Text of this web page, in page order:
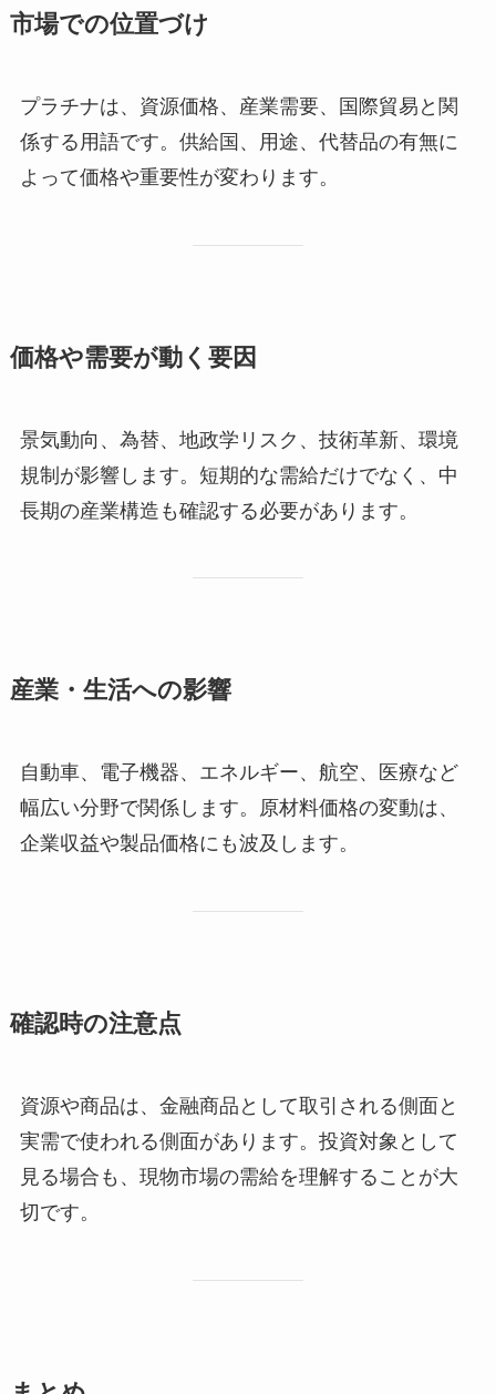
市場での位置づけ
プラチナは、資源価格、産業需要、国際貿易と関
係する用語です。供給国、用途、代替品の有無に
よって価格や重要性が変わります。
価格や需要が動く要因
景気動向、為替、地政学リスク、技術革新、環境
規制が影響します。短期的な需給だけでなく、中
長期の産業構造も確認する必要があります。
産業・生活への影響
自動車、電子機器、エネルギー、航空、医療など
幅広い分野で関係します。原材料価格の変動は、
企業収益や製品価格にも波及します。
確認時の注意点
資源や商品は、金融商品として取引される側面と
実需で使われる側面があります。投資対象として
見る場合も、現物市場の需給を理解することが大
切です。